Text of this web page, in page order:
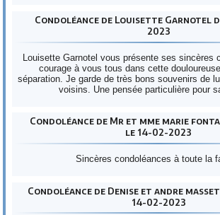
Condoléance de Louisette Garnotel
2023
Louisette Garnotel vous présente ses sincères
courage à vous tous dans cette
séparation. Je garde de très bons souvenirs de
voisins. Une pensée particulière pour
Condoléance de Mr et mme marie
le 14-02-2023
Sincères condoléances à toute la
Condoléance de Denise et andre
14-02-2023